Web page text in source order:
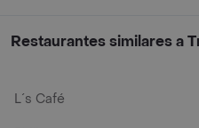
Restaurantes similares a
L´s Café